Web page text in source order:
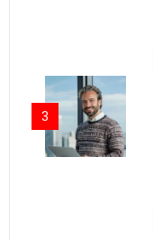
3